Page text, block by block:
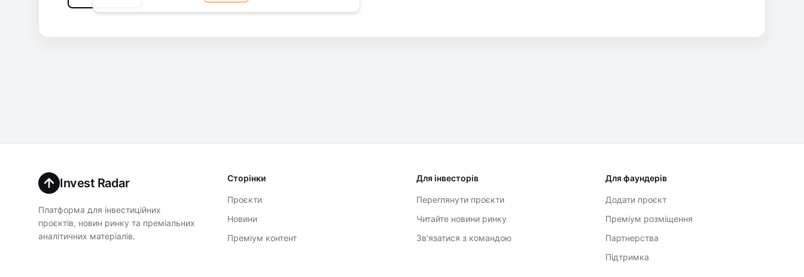
Invest Radar
Платформа для інвестиційних
проєктів, новин ринку та преміальних
аналітичних матеріалів.
Сторінки
Проєкти
Новини
Преміум контент
Для інвесторів
Переглянути проєкти
Читайте новини ринку
Зв'язатися з командою
Для фаундерів
Додати проєкт
Преміум розміщення
Партнерства
Підтримка